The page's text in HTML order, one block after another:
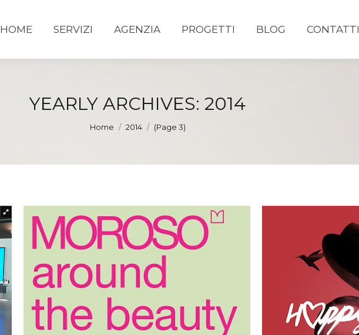
HOME SERVIZI AGENZIA PROGETTI BLOG CONTATTI
YEARLY ARCHIVES: 2014
You are here:
Home 2014 (Page 3)